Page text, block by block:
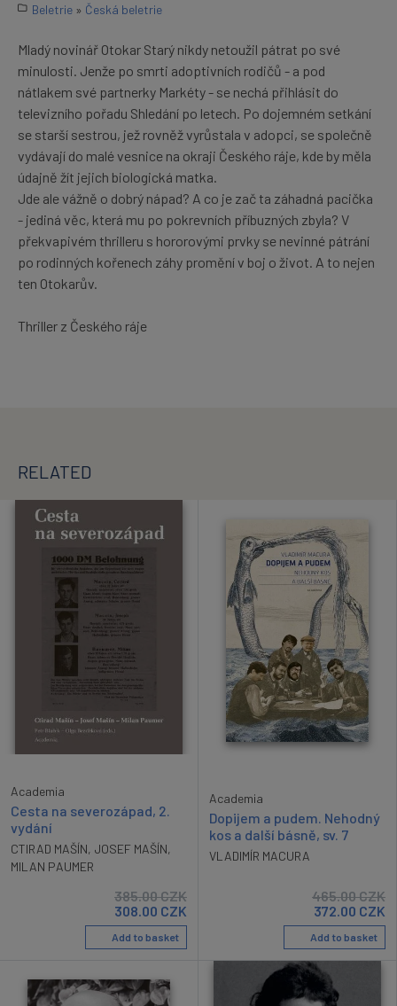
Beletrie » Česká beletrie
Mladý novinář Otokar Starý nikdy netoužil pátrat po své
minulosti. Jenže po smrti adoptivních rodičů - a pod
nátlakem své partnerky Markéty - se nechá přihlásit do
televizního pořadu Shledání po letech. Po dojemném setkání
se starší sestrou, jež rovněž vyrůstala v adopci, se společně
vydávají do malé vesnice na okraji Českého ráje, kde by měla
údajně žít jejich biologická matka.
Jde ale vážně o dobrý nápad? A co je zač ta záhadná pacička
- jediná věc, která mu po pokrevních příbuzných zbyla? V
překvapivém thrilleru s hororovými prvky se nevinné pátrání
po rodinných kořenech záhy promění v boj o život. A to nejen
ten Otokarův.
Thriller z Českého ráje
RELATED
Academia
Cesta na severozápad, 2.
vydání
CTIRAD MAŠÍN, JOSEF MAŠÍN,
MILAN PAUMER
385.00CZK
308.00 CZK
Add to basket
Academia
Dopijem a pudem. Nehodný
kos a další básně, sv. 7
VLADIMÍR MACURA
465.00CZK
372.00 CZK
Add to basket